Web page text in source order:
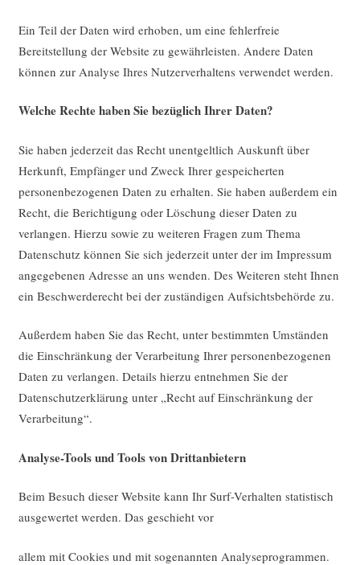
Ein Teil der Daten wird erhoben, um eine fehlerfreie
Bereitstellung der Website zu gewährleisten. Andere Daten
können zur Analyse Ihres Nutzerverhaltens verwendet werden.
Welche Rechte haben Sie bezüglich Ihrer Daten?
Sie haben jederzeit das Recht unentgeltlich Auskunft über
Herkunft, Empfänger und Zweck Ihrer gespeicherten
personenbezogenen Daten zu erhalten. Sie haben außerdem ein
Recht, die Berichtigung oder Löschung dieser Daten zu
verlangen. Hierzu sowie zu weiteren Fragen zum Thema
Datenschutz können Sie sich jederzeit unter der im Impressum
angegebenen Adresse an uns wenden. Des Weiteren steht Ihnen
ein Beschwerderecht bei der zuständigen Aufsichtsbehörde zu.
Außerdem haben Sie das Recht, unter bestimmten Umständen
die Einschränkung der Verarbeitung Ihrer personenbezogenen
Daten zu verlangen. Details hierzu entnehmen Sie der
Datenschutzerklärung unter „Recht auf Einschränkung der
Verarbeitung“.
Analyse-Tools und Tools von Drittanbietern
Beim Besuch dieser Website kann Ihr Surf-Verhalten statistisch
ausgewertet werden. Das geschieht vor
allem mit Cookies und mit sogenannten Analyseprogrammen.